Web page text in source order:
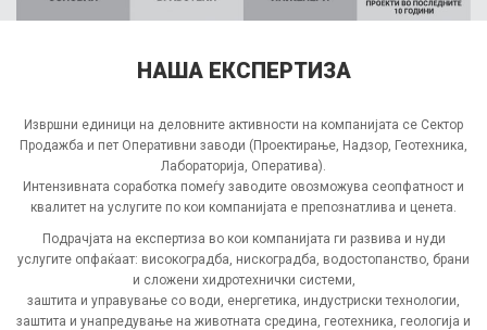
НАША ЕКСПЕРТИЗА
Извршни единици на деловните активности на компанијата се Сектор
Продажба и пет Оперативни заводи (Проектирање, Надзор, Геотехника,
Лабораторија, Оператива).
Интензивната соработка помеѓу заводите овозможува сеопфатност и
квалитет на услугите по кои компанијата е препознатлива и ценета.
Подрачјата на експертиза во кои компанијата ги развива и нуди
услугите опфаќаат: високоградба, нискоградба, водостопанство, брани
и сложени хидротехнички системи,
заштита и управување со води, енергетика, индустриски технологии,
заштита и унапредување на животната средина, геотехника, геологија и